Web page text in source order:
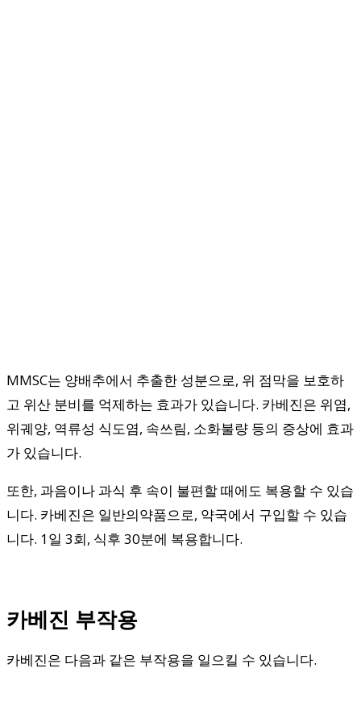
MMSC는 양배추에서 추출한 성분으로, 위 점막을 보호하
고 위산 분비를 억제하는 효과가 있습니다. 카베진은 위염,
위궤양, 역류성 식도염, 속쓰림, 소화불량 등의 증상에 효과
가 있습니다.
또한, 과음이나 과식 후 속이 불편할 때에도 복용할 수 있습
니다. 카베진은 일반의약품으로, 약국에서 구입할 수 있습
니다. 1일 3회, 식후 30분에 복용합니다.
카베진 부작용
카베진은 다음과 같은 부작용을 일으킬 수 있습니다.